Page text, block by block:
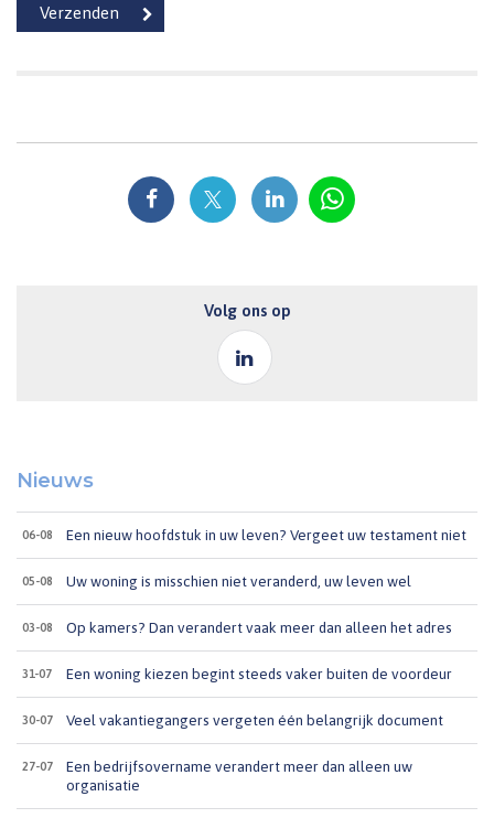
Volg ons op
Nieuws
06-08 Een nieuw hoofdstuk in uw leven? Vergeet uw testament niet
05-08 Uw woning is misschien niet veranderd, uw leven wel
03-08 Op kamers? Dan verandert vaak meer dan alleen het adres
31-07 Een woning kiezen begint steeds vaker buiten de voordeur
30-07 Veel vakantiegangers vergeten één belangrijk document
27-07
Een bedrijfsovername verandert meer dan alleen uw
organisatie